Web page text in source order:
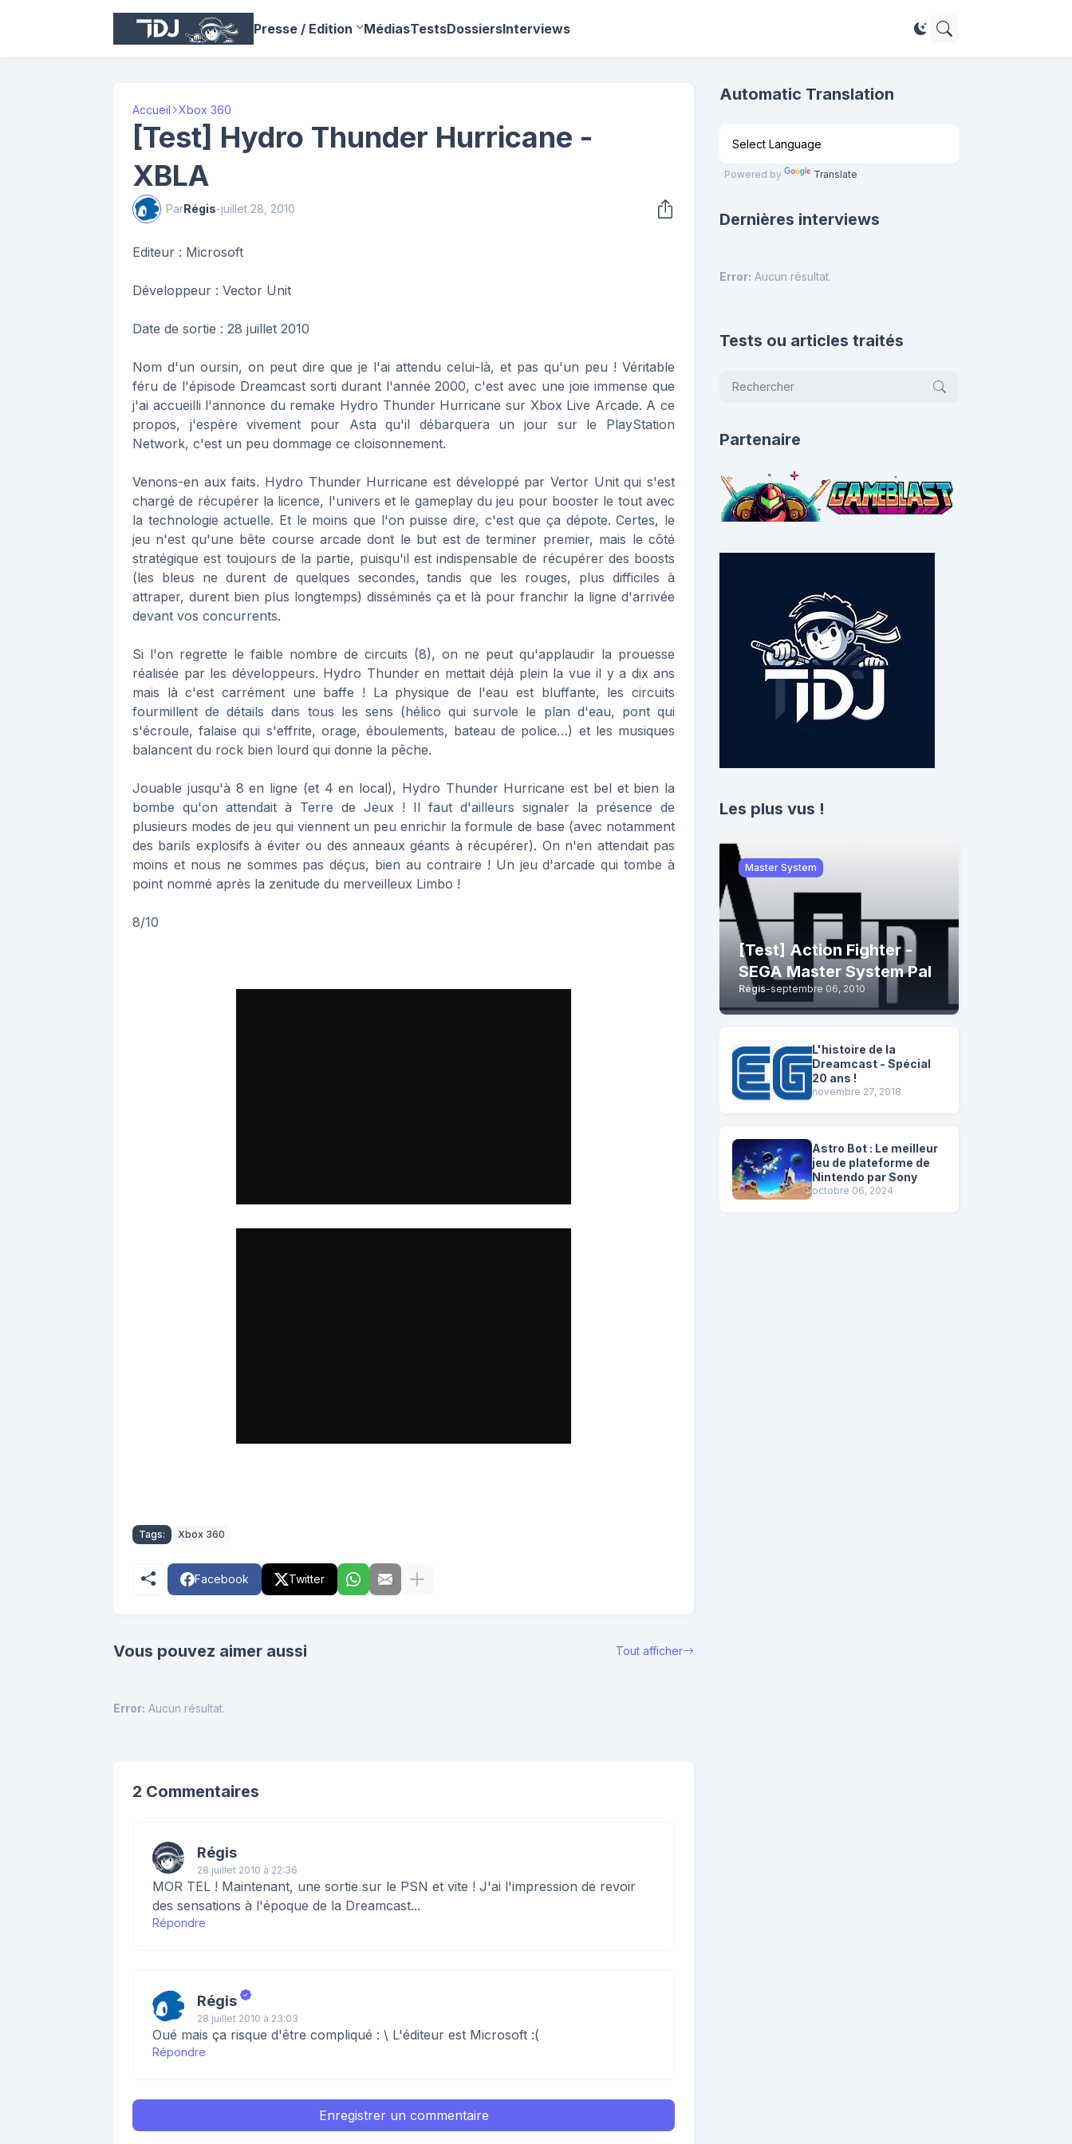
Presse / Edition MédiasTestsDossiersInterviews
Accueil Xbox 360
[Test] Hydro Thunder Hurricane -
XBLA
ParRégis-juillet 28, 2010
Editeur : Microsoft
Développeur : Vector Unit
Date de sortie : 28 juillet 2010
Nom d'un oursin, on peut dire que je l'ai attendu celui-là, et pas qu'un peu ! Véritable
féru de l'épisode Dreamcast sorti durant l'année 2000, c'est avec une joie immense que
j'ai accueilli l'annonce du remake Hydro Thunder Hurricane sur Xbox Live Arcade. A ce
propos, j'espère vivement pour Asta qu'il débarquera un jour sur le PlayStation
Network, c'est un peu dommage ce cloisonnement.
Venons-en aux faits. Hydro Thunder Hurricane est développé par Vertor Unit qui s'est
chargé de récupérer la licence, l'univers et le gameplay du jeu pour booster le tout avec
la technologie actuelle. Et le moins que l'on puisse dire, c'est que ça dépote. Certes, le
jeu n'est qu'une bête course arcade dont le but est de terminer premier, mais le côté
stratégique est toujours de la partie, puisqu'il est indispensable de récupérer des boosts
(les bleus ne durent de quelques secondes, tandis que les rouges, plus difficiles à
attraper, durent bien plus longtemps) disséminés ça et là pour franchir la ligne d'arrivée
devant vos concurrents.
Si l'on regrette le faible nombre de circuits (8), on ne peut qu'applaudir la prouesse
réalisée par les développeurs. Hydro Thunder en mettait déjà plein la vue il y a dix ans
mais là c'est carrément une baffe ! La physique de l'eau est bluffante, les circuits
fourmillent de détails dans tous les sens (hélico qui survole le plan d'eau, pont qui
s'écroule, falaise qui s'effrite, orage, éboulements, bateau de police…) et les musiques
balancent du rock bien lourd qui donne la pêche.
Jouable jusqu'à 8 en ligne (et 4 en local), Hydro Thunder Hurricane est bel et bien la
bombe qu'on attendait à Terre de Jeux ! Il faut d'ailleurs signaler la présence de
plusieurs modes de jeu qui viennent un peu enrichir la formule de base (avec notamment
des barils explosifs à éviter ou des anneaux géants à récupérer). On n'en attendait pas
moins et nous ne sommes pas déçus, bien au contraire ! Un jeu d'arcade qui tombe à
point nommé après la zenitude du merveilleux Limbo !
8/10
Tags: Xbox 360
Facebook Twitter
Vous pouvez aimer aussi Tout afficher
Error: Aucun résultat.
2 Commentaires
Régis
28 juillet 2010 à 22:36
MOR TEL ! Maintenant, une sortie sur le PSN et vite ! J'ai l'impression de revoir
des sensations à l'époque de la Dreamcast...
Répondre
Régis
28 juillet 2010 à 23:03
Oué mais ça risque d'être compliqué : \ L'éditeur est Microsoft :(
Répondre
Enregistrer un commentaire
Automatic Translation
Powered by Translate
Dernières interviews
Error: Aucun résultat.
Tests ou articles traités
Partenaire
Les plus vus !
Master System
[Test] Action Fighter -
SEGA Master System Pal
Régis-septembre 06, 2010
L'histoire de la
Dreamcast - Spécial
20 ans !
novembre 27, 2018
Astro Bot : Le meilleur
jeu de plateforme de
Nintendo par Sony
octobre 06, 2024